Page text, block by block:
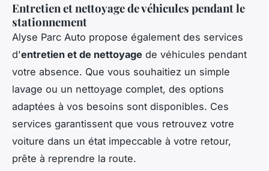
Entretien et nettoyage de véhicules pendant le
stationnement
Alyse Parc Auto propose également des services
d'entretien et de nettoyage de véhicules pendant
votre absence. Que vous souhaitiez un simple
lavage ou un nettoyage complet, des options
adaptées à vos besoins sont disponibles. Ces
services garantissent que vous retrouvez votre
voiture dans un état impeccable à votre retour,
prête à reprendre la route.